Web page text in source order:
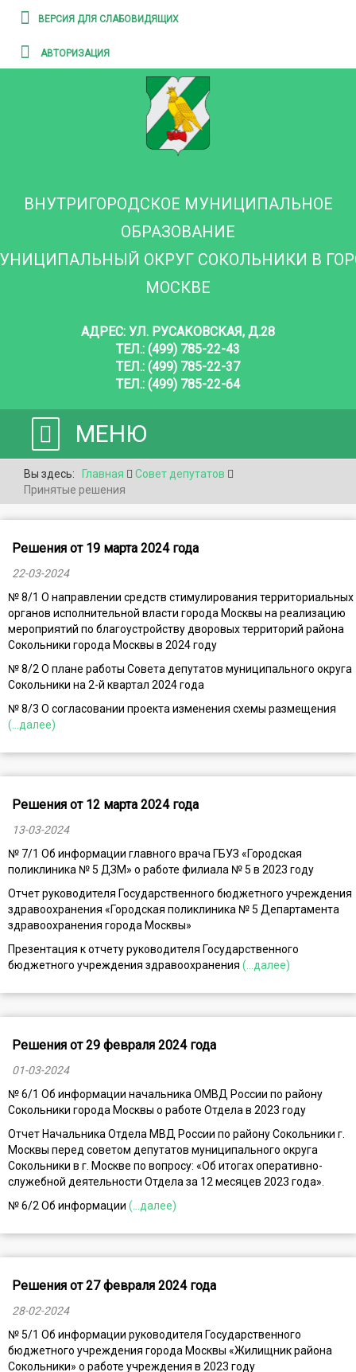
ВЕРСИЯ ДЛЯ СЛАБОВИДЯЩИХ
АВТОРИЗАЦИЯ
ВНУТРИГОРОДСКОЕ МУНИЦИПАЛЬНОЕ
ОБРАЗОВАНИЕ
ОКРУГ СОКОЛЬНИКИ В
МОСКВЕ
АДРЕС: УЛ. РУСАКОВСКАЯ, Д.28
ТЕЛ.: (499) 785-22-43
ТЕЛ.: (499) 785-22-37
ТЕЛ.: (499) 785-22-64
МЕНЮ
Вы здесь: Главная
Совет депутатов
Принятые решения
Решения от 19 марта 2024 года
22-03-2024
№ 8/1 О направлении средств стимулирования территориальных
органов исполнительной власти города Москвы на реализацию
мероприятий по благоустройству дворовых территорий района
Сокольники города Москвы в 2024 году
№ 8/2 О плане работы Совета депутатов муниципального округа
Сокольники на 2-й квартал 2024 года
№ 8/3 О согласовании проекта изменения схемы размещения
(...далее)
Решения от 12 марта 2024 года
13-03-2024
№ 7/1 Об информации главного врача ГБУЗ «Городская
поликлиника № 5 ДЗМ» о работе филиала № 5 в 2023 году
Отчет руководителя Государственного бюджетного учреждения
здравоохранения «Городская поликлиника № 5 Департамента
здравоохранения города Москвы»
Презентация к отчету руководителя Государственного
бюджетного учреждения здравоохранения (...далее)
Решения от 29 февраля 2024 года
01-03-2024
№ 6/1 Об информации начальника ОМВД России по району
Сокольники города Москвы о работе Отдела в 2023 году
Отчет Начальника Отдела МВД России по району Сокольники г.
Москвы перед советом депутатов муниципального округа
Сокольники в г. Москве по вопросу: «Об итогах оперативно-
служебной деятельности Отдела за 12 месяцев 2023 года».
№ 6/2 Об информации (...далее)
Решения от 27 февраля 2024 года
28-02-2024
№ 5/1 Об информации руководителя Государственного
бюджетного учреждения города Москвы «Жилищник района
Сокольники» о работе учреждения в 2023 году